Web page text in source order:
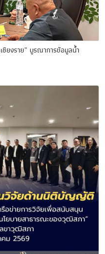
ยงราย” บูรณาการข้อมูลน้ำ